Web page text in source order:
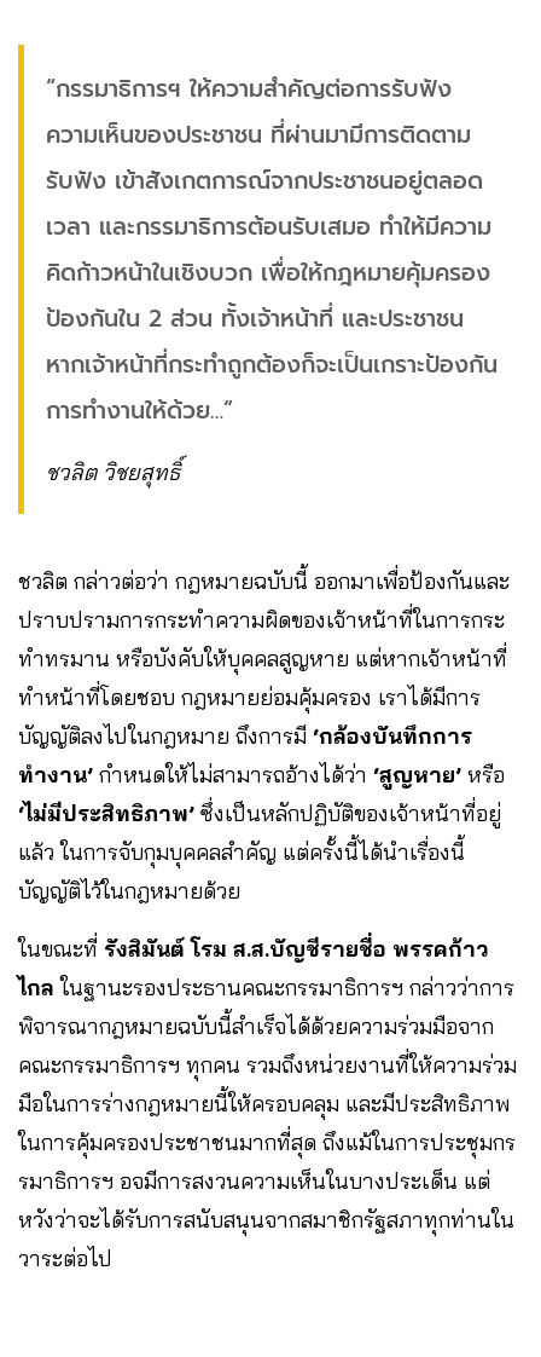
“กรรมาธิการฯ ให้ความสำคัญต่อการรับฟัง
ความเห็นของประชาชน ที่ผ่านมามีการติดตาม
รับฟัง เข้าสังเกตการณ์จากประชาชนอยู่ตลอด
เวลา และกรรมาธิการต้อนรับเสมอ ทำให้มีความ
คิดก้าวหน้าในเชิงบวก เพื่อให้กฎหมายคุ้มครอง
ป้องกันใน 2 ส่วน ทั้งเจ้าหน้าที่ และประชาชน
หากเจ้าหน้าที่กระทำถูกต้องก็จะเป็นเกราะป้องกัน
การทำงานให้ด้วย…”
ชวลิต วิชยสุทธิ์
ชวลิต กล่าวต่อว่า กฎหมายฉบับนี้ ออกมาเพื่อป้องกันและ
ปราบปรามการกระทำความผิดของเจ้าหน้าที่ในการกระ
ทำทรมาน หรือบังคับให้บุคคลสูญหาย แต่หากเจ้าหน้าที่
ทำหน้าที่โดยชอบ กฎหมายย่อมคุ้มครอง เราได้มีการ
บัญญัติลงไปในกฎหมาย ถึงการมี ‘กล้องบันทึกการ
ทำงาน’ กำหนดให้ไม่สามารถอ้างได้ว่า ‘สูญหาย’ หรือ
‘ไม่มีประสิทธิภาพ’ ซึ่งเป็นหลักปฏิบัติของเจ้าหน้าที่อยู่
แล้ว ในการจับกุมบุคคลสำคัญ แต่ครั้งนี้ได้นำเรื่องนี้
บัญญัติไว้ในกฎหมายด้วย
ในขณะที่ รังสิมันต์ โรม ส.ส.บัญชีรายชื่อ พรรคก้าว
ไกล ในฐานะรองประธานคณะกรรมาธิการฯ กล่าวว่าการ
พิจารณากฎหมายฉบับนี้สำเร็จได้ด้วยความร่วมมือจาก
คณะกรรมาธิการฯ ทุกคน รวมถึงหน่วยงานที่ให้ความร่วม
มือในการร่างกฎหมายนี้ให้ครอบคลุม และมีประสิทธิภาพ
ในการคุ้มครองประชาชนมากที่สุด ถึงแม้ในการประชุมกร
รมาธิการฯ อจมีการสงวนความเห็นในบางประเด็น แต่
หวังว่าจะได้รับการสนับสนุนจากสมาชิกรัฐสภาทุกท่านใน
วาระต่อไป